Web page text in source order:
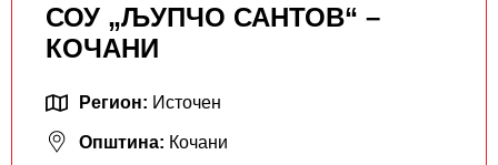
СОУ „ЉУПЧО САНТОВ“ –
КОЧАНИ
Регион: Источен
Општина: Кочани